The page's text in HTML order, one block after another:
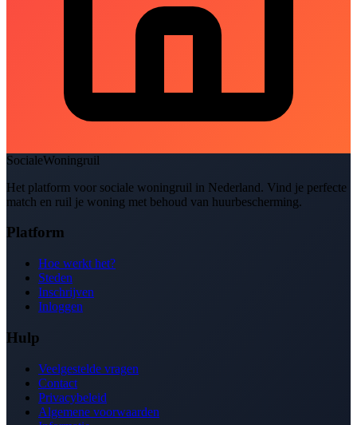
SocialeWoningruil
Het platform voor sociale woningruil in Nederland. Vind je perfecte
match en ruil je woning met behoud van huurbescherming.
Platform
Hoe werkt het?
Steden
Inschrijven
Inloggen
Hulp
Veelgestelde vragen
Contact
Privacybeleid
Algemene voorwaarden